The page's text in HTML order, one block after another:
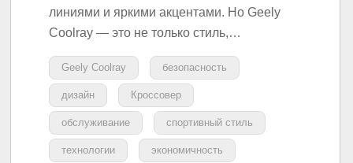
линиями и яркими акцентами. Но Geely
Coolray — это не только стиль,…
Geely Coolray безопасность
дизайн Кроссовер
обслуживание спортивный стиль
технологии экономичность